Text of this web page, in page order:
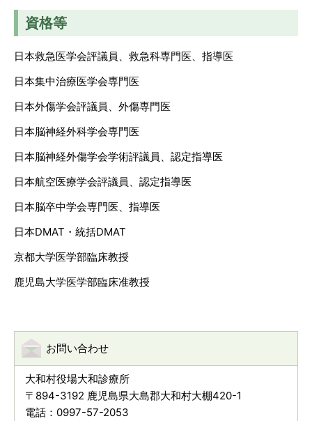
資格等
日本救急医学会評議員、救急科専門医、指導医
日本集中治療医学会専門医
日本外傷学会評議員、外傷専門医
日本脳神経外科学会専門医
日本脳神経外傷学会学術評議員、認定指導医
日本航空医療学会評議員、認定指導医
日本脳卒中学会専門医、指導医
日本DMAT・統括DMAT
京都大学医学部臨床教授
鹿児島大学医学部臨床准教授
お問い合わせ
大和村役場大和診療所
〒894-3192 鹿児島県大島郡大和村大棚420-1
電話：0997-57-2053